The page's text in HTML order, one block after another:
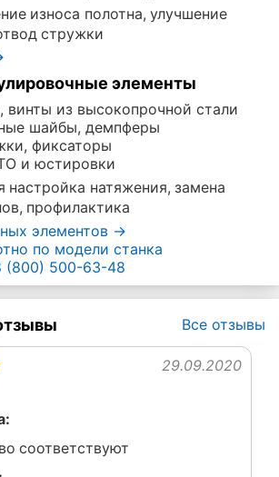
износа полотна, улучшение
стружки
элементы
винты из высокопрочной стали
шайбы, демпферы
фиксаторы
и юстировки
настройка натяжения, замена
профилактика
элементов →
по модели станка
(800) 500-63-48
Все отзывы
29.09.2020
соответствуют